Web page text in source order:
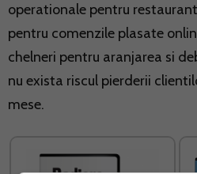
operationale pentru
pentru comenzile plasate
chelneri pentru aranjarea si
nu exista riscul pierderii
mese.